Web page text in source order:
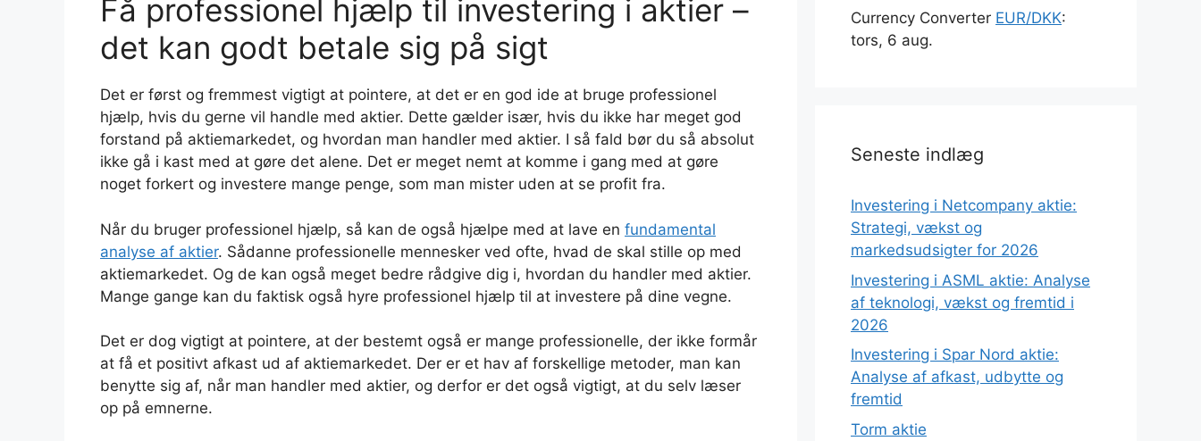
Få professionel hjælp til investering i aktier –
det kan godt betale sig på sigt
Det er først og fremmest vigtigt at pointere, at det er en god ide at bruge professionel
hjælp, hvis du gerne vil handle med aktier. Dette gælder især, hvis du ikke har meget god
forstand på aktiemarkedet, og hvordan man handler med aktier. I så fald bør du så absolut
ikke gå i kast med at gøre det alene. Det er meget nemt at komme i gang med at gøre
noget forkert og investere mange penge, som man mister uden at se profit fra.
Når du bruger professionel hjælp, så kan de også hjælpe med at lave en fundamental
analyse af aktier. Sådanne professionelle mennesker ved ofte, hvad de skal stille op med
aktiemarkedet. Og de kan også meget bedre rådgive dig i, hvordan du handler med aktier.
Mange gange kan du faktisk også hyre professionel hjælp til at investere på dine vegne.
Det er dog vigtigt at pointere, at der bestemt også er mange professionelle, der ikke formår
at få et positivt afkast ud af aktiemarkedet. Der er et hav af forskellige metoder, man kan
benytte sig af, når man handler med aktier, og derfor er det også vigtigt, at du selv læser
op på emnerne.
Currency Converter EUR/DKK:
tors, 6 aug.
Seneste indlæg
Investering i Netcompany aktie:
Strategi, vækst og
markedsudsigter for 2026
Investering i ASML aktie: Analyse
af teknologi, vækst og fremtid i
2026
Investering i Spar Nord aktie:
Analyse af afkast, udbytte og
fremtid
Torm aktie